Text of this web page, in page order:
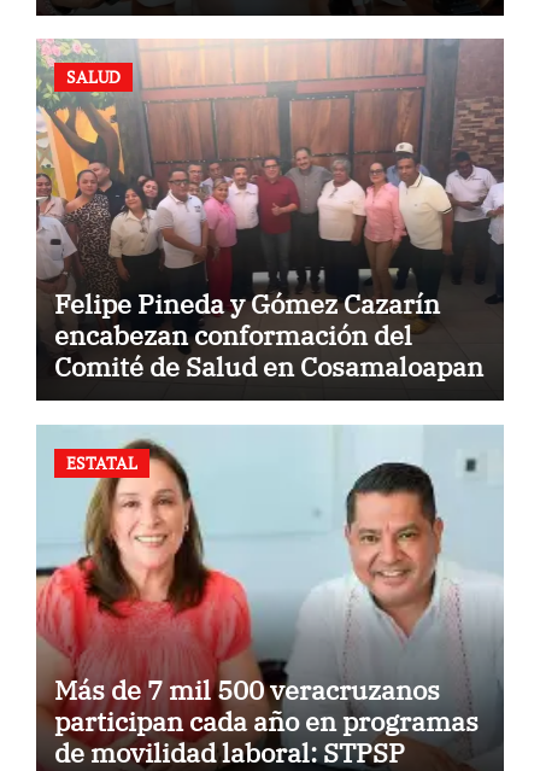
SALUD
Felipe Pineda y Gómez Cazarín
encabezan conformación del
Comité de Salud en Cosamaloapan
ESTATAL
Más de 7 mil 500 veracruzanos
participan cada año en programas
de movilidad laboral: STPSP